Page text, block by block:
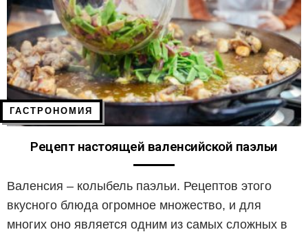
ГАСТРОНОМИЯ
Рецепт настоящей валенсийской паэльи
Валенсия – колыбель паэльи. Рецептов этого
вкусного блюда огромное множество, и для
многих оно является одним из самых сложных в